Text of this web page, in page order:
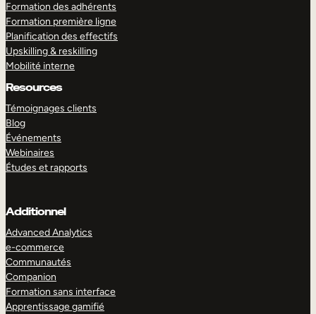
Formation des adhérents
Formation première ligne
Planification des effectifs
Upskilling & reskilling
Mobilité interne
Resources
Témoignages clients
Blog
Événements
Webinaires
Études et rapports
Additionnel
Advanced Analytics
e-commerce
Communautés
Companion
Formation sans interface
Apprentissage gamifié